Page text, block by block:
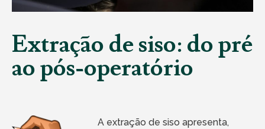
Extração de siso: do pré
ao pós-operatório
A extração de siso apresenta,